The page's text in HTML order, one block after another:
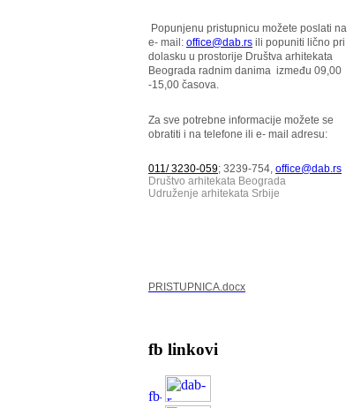
Popunjenu pristupnicu možete poslati na
e- mail: office@dab.rs ili popuniti lično pri
dolasku u prostorije Društva arhitekata
Beograda radnim danima između 09,00
-15,00 časova.
Za sve potrebne informacije možete se
obratiti i na telefone ili e- mail adresu:
011/ 3230-059; 3239-754, office@dab.rs
Društvo arhitekata Beograda
Udruženje arhitekata Srbije
PRISTUPNICA.docx
fb linkovi